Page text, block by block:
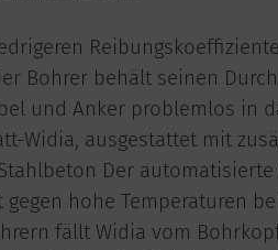
Bohrer behält seinen
und Anker problemlos in
Widia, ausgestattet mit
Der automatisierte
hohe Temperaturen
fällt Widia vom